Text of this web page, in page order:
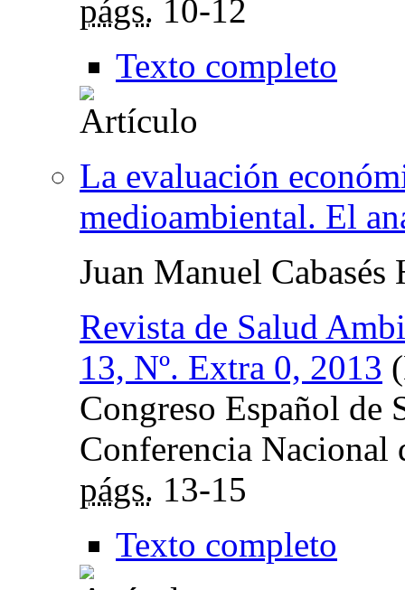
págs. 10-12
Texto completo
La evaluación
medioambiental. El
Juan Manuel Cabasés
Revista de Salud
13, Nº. Extra 0, 2013
Congreso Español
Conferencia Nacional
págs. 13-15
Texto completo